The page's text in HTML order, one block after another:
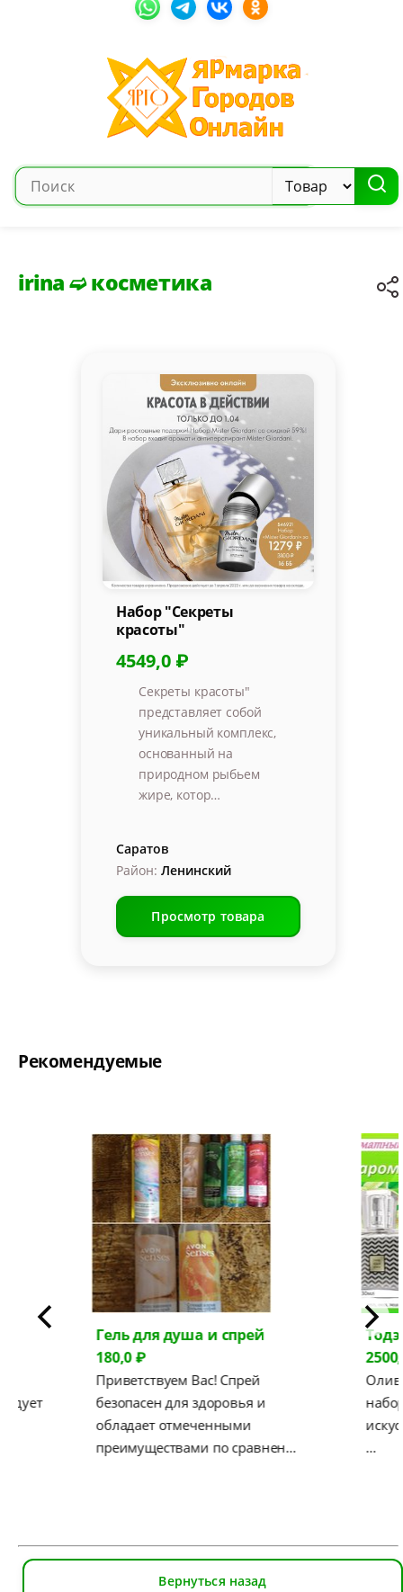
irina ➫ косметика
Набор "Секреты
красоты"
4549,0 ₽
Секреты красоты"
представляет собой
уникальный комплекс,
основанный на
природном рыбьем
жире, котор…
Саратов
Район: Ленинский
Просмотр товара
Рекомендуемые
Гель для душа и спрей
180,0 ₽
Приветствуем Вас! Спрей
безопасен для здоровья и
обладает отмеченными
преимуществами по сравнен…
…
Вернуться назад